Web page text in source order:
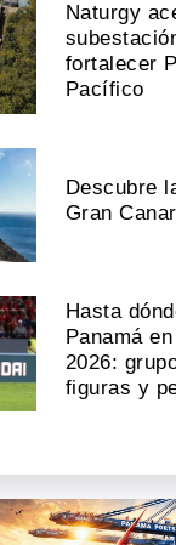
Naturgy
fortalecer
Pacífico
Descubre
Gran
Hasta
Panamá
2026:
figuras y